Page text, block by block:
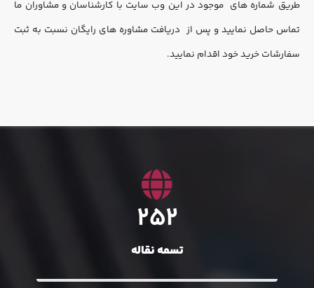
سفارشات خرید خود اقدام نمایید.
300
تسمه نقاله